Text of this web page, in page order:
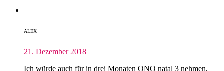
ALEX
21. Dezember 2018
Ich würde auch für in drei Monaten ONO natal 3 nehmen,